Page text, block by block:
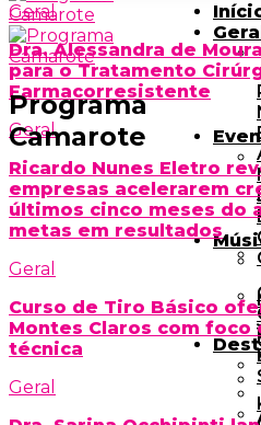
Programa
Camarote
Geral
Dra. Alessandra de
para o Tratamento
Farmacorresistente
Geral
Ricardo Nunes Eletro
empresas acelerarem
últimos cinco meses do
metas em resultados
Geral
Curso de Tiro Básico
Montes Claros com foco
técnica
Geral